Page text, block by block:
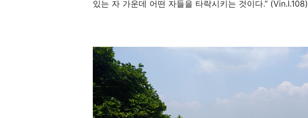
있는 자 가운데 어떤 자들을 타락시키는 것이다.” (Vin.I.108)